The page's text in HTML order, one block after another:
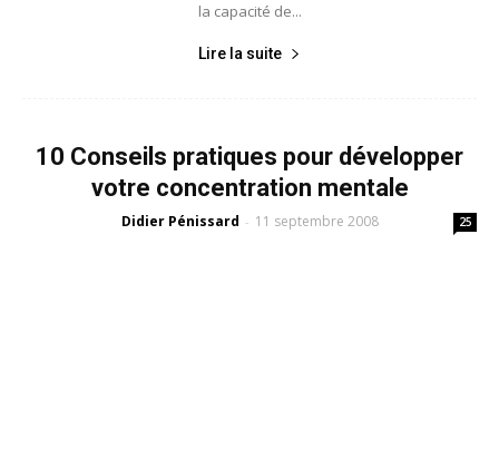
la capacité de...
Lire la suite
10 Conseils pratiques pour développer
votre concentration mentale
Didier Pénissard - 11 septembre 2008 25